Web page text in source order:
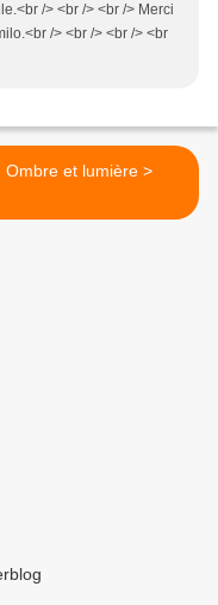
/> <br /> <br /> Merci
/> <br /> <br /> <br
Ombre et lumière >